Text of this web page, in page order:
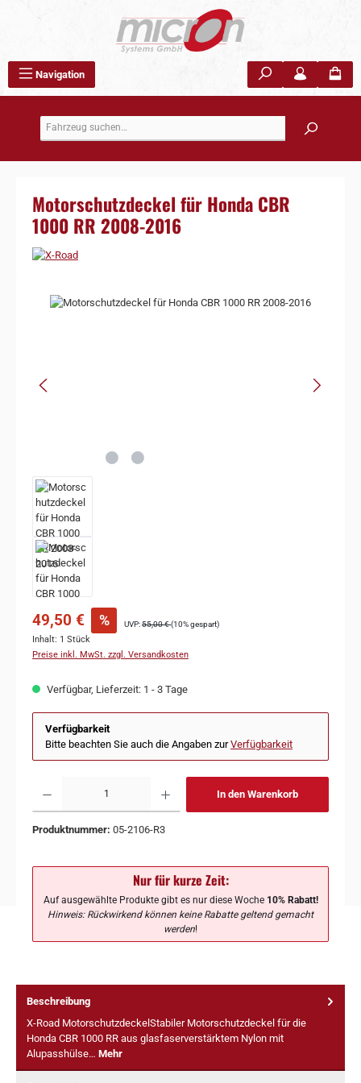
Navigation
Motorschutzdeckel für Honda CBR
1000 RR 2008-2016
Bildergalerie überspringen
49,50 € % UVP:55,00 €(10% gespart)
Inhalt: 1 Stück
Preise inkl. MwSt. zzgl. Versandkosten
Verfügbar, Lieferzeit: 1 - 3 Tage
Verfügbarkeit
Bitte beachten Sie auch die Angaben zurVerfügbarkeit
In den Warenkorb
Produktnummer: 05-2106-R3
Nur für kurze Zeit:
Auf ausgewählte Produkte gibt es nur diese Woche10% Rabatt!
Hinweis: Rückwirkend können keine Rabatte geltend gemacht
werden!
Beschreibung
X-Road MotorschutzdeckelStabiler Motorschutzdeckel für die
Honda CBR 1000 RR aus glasfaserverstärktem Nylon mit
Alupasshülse… Mehr